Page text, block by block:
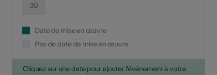
30
Date de mise en œuvre
Pas de date de mise en œuvre
Cliquez sur une date pour ajouter l'événement à votre